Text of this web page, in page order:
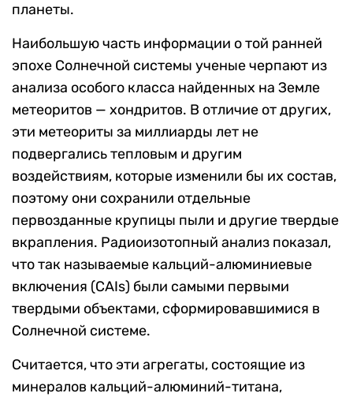
планеты.
Наибольшую часть информации о той ранней
эпохе Солнечной системы ученые черпают из
анализа особого класса найденных на Земле
метеоритов — хондритов. В отличие от других,
эти метеориты за миллиарды лет не
подвергались тепловым и другим
воздействиям, которые изменили бы их состав,
поэтому они сохранили отдельные
первозданные крупицы пыли и другие твердые
вкрапления. Радиоизотопный анализ показал,
что так называемые кальций-алюминиевые
включения (CAIs) были самыми первыми
твердыми объектами, сформировавшимися в
Солнечной системе.
Считается, что эти агрегаты, состоящие из
минералов кальций-алюминий-титана,